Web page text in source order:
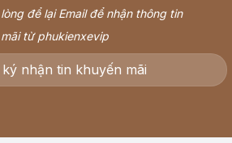
để lại Email để nhận thông tin
từ phukienxevip